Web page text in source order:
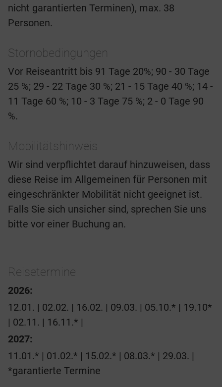
nicht garantierten Terminen), max. 38
Personen.
Stornobedingungen
Vor Reiseantritt bis 91 Tage 20%; 90 - 30 Tage
25 %; 29 - 22 Tage 30 %; 21 - 15 Tage 40 %; 14 -
11 Tage 60 %; 10 - 3 Tage 75 %; 2 - 0 Tage 90
%.
Mobilitätshinweis
Wir sind verpflichtet darauf hinzuweisen, dass
diese Reise im Allgemeinen für Personen mit
eingeschränkter Mobilität nicht geeignet ist.
Falls Sie sich unsicher sind, sprechen Sie uns
bitte vor einer Buchung an.
Reisetermine
2026:
12.01. | 02.02. | 16.02. | 09.03. | 05.10.* | 19.10*
| 02.11. | 16.11.* |
2027:
11.01.* | 01.02.* | 15.02.* | 08.03.* | 29.03. |
*garantierte Termine